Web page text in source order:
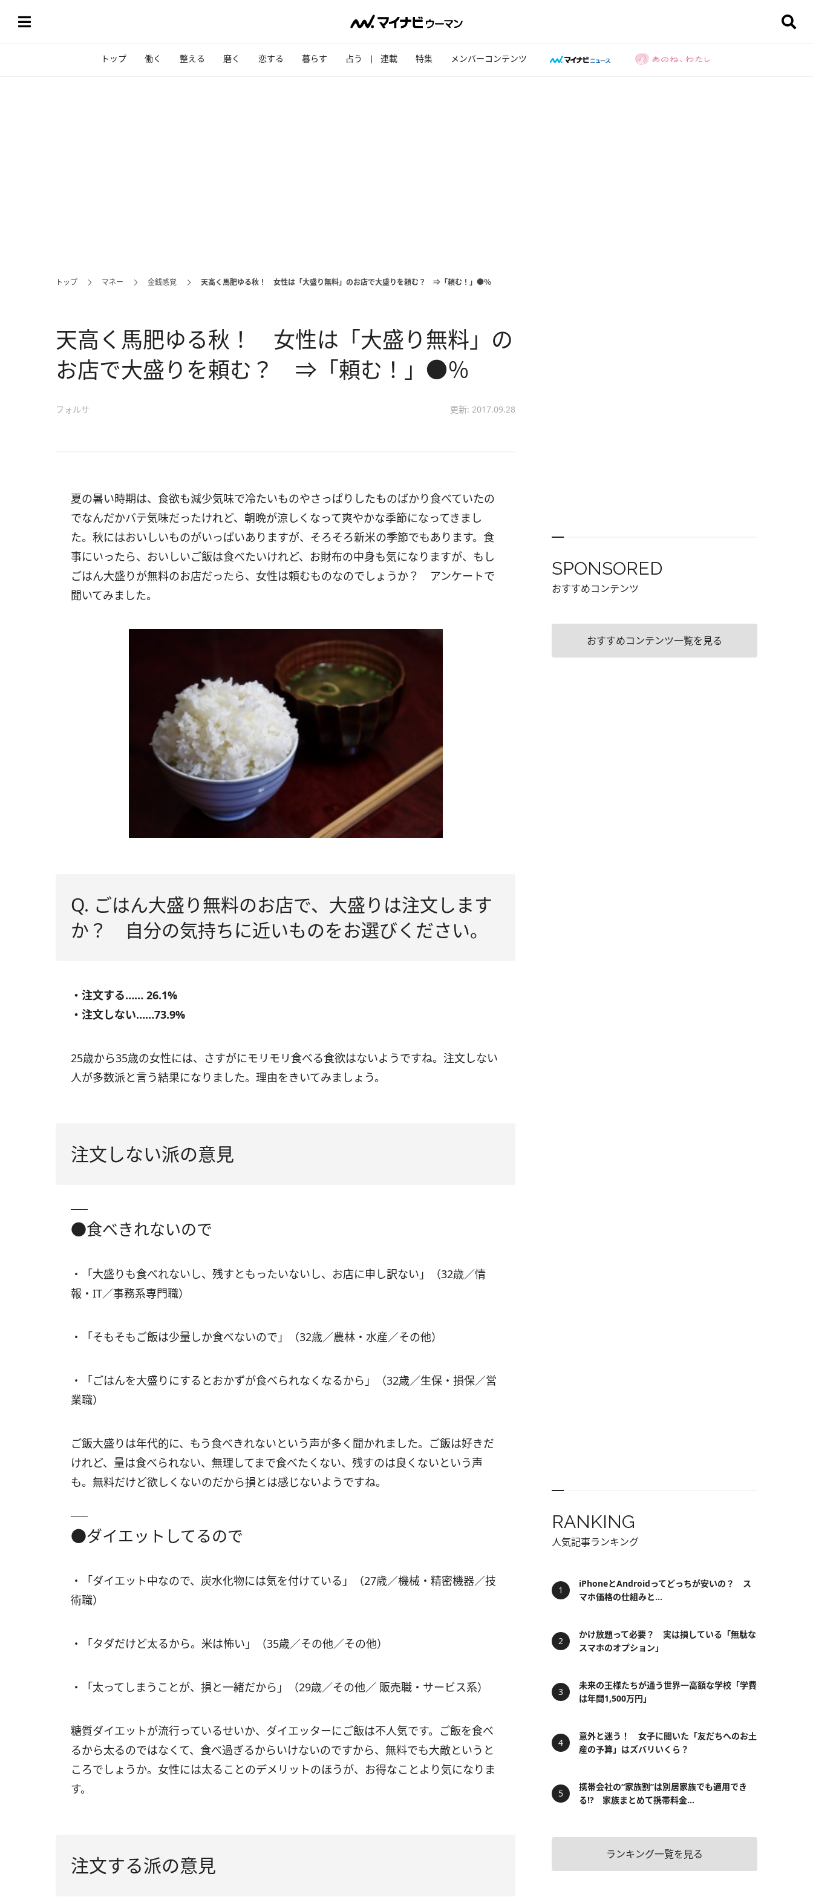
トップ 働く 整える 磨く 恋する 暮らす 占う 連載 特集 メンバーコンテンツ
トップ マネー 金銭感覚 天高く馬肥ゆる秋！ 女性は「大盛り無料」のお店で大盛りを頼む？ ⇒「頼む！」●％
天高く馬肥ゆる秋！ 女性は「大盛り無料」の
お店で大盛りを頼む？ ⇒「頼む！」●％
フォルサ 更新: 2017.09.28
夏の暑い時期は、食欲も減少気味で冷たいものやさっぱりしたものばかり食べていたの
でなんだかバテ気味だったけれど、朝晩が涼しくなって爽やかな季節になってきまし
た。秋にはおいしいものがいっぱいありますが、そろそろ新米の季節でもあります。食
事にいったら、おいしいご飯は食べたいけれど、お財布の中身も気になりますが、もし
ごはん大盛りが無料のお店だったら、女性は頼むものなのでしょうか？ アンケートで
聞いてみました。
Q. ごはん大盛り無料のお店で、大盛りは注文します
か？ 自分の気持ちに近いものをお選びください。
・注文する…… 26.1%
・注文しない……73.9%
25歳から35歳の女性には、さすがにモリモリ食べる食欲はないようですね。注文しない
人が多数派と言う結果になりました。理由をきいてみましょう。
注文しない派の意見
●食べきれないので
・「大盛りも食べれないし、残すともったいないし、お店に申し訳ない」（32歳／情
報・IT／事務系専門職）
・「そもそもご飯は少量しか食べないので」（32歳／農林・水産／その他）
・「ごはんを大盛りにするとおかずが食べられなくなるから」（32歳／生保・損保／営
業職）
ご飯大盛りは年代的に、もう食べきれないという声が多く聞かれました。ご飯は好きだ
けれど、量は食べられない、無理してまで食べたくない、残すのは良くないという声
も。無料だけど欲しくないのだから損とは感じないようですね。
●ダイエットしてるので
・「ダイエット中なので、炭水化物には気を付けている」（27歳／機械・精密機器／技
術職）
・「タダだけど太るから。米は怖い」（35歳／その他／その他）
・「太ってしまうことが、損と一緒だから」（29歳／その他／ 販売職・サービス系）
糖質ダイエットが流行っているせいか、ダイエッターにご飯は不人気です。ご飯を食べ
るから太るのではなくて、食べ過ぎるからいけないのですから、無料でも大敵というと
ころでしょうか。女性には太ることのデメリットのほうが、お得なことより気になりま
す。
注文する派の意見
SPONSORED
おすすめコンテンツ
おすすめコンテンツ一覧を見る
RANKING
人気記事ランキング
iPhoneとAndroidってどっちが安いの？ ス
マホ価格の仕組みと...
かけ放題って必要？ 実は損している「無駄な
スマホのオプション」
未来の王様たちが通う世界一高額な学校「学費
は年間1,500万円」
意外と迷う！ 女子に聞いた「友だちへのお土
産の予算」はズバリいくら？
携帯会社の“家族割”は別居家族でも適用でき
る!? 家族まとめて携帯料金...
ランキング一覧を見る